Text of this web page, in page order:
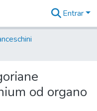
Entrar
od organo